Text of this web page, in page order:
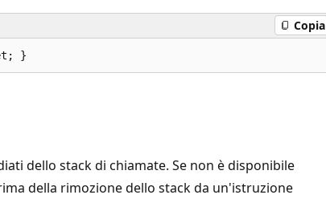
Copia
}
dello stack di chiamate. Se non è disponibile
della rimozione dello stack da un'istruzione